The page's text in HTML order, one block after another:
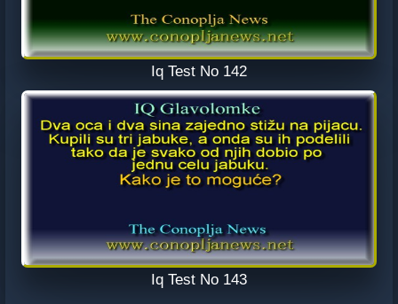
Iq Test No 142
Iq Test No 143